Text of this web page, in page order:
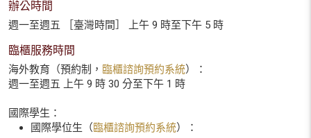
辦公時間
週一至週五 ［臺灣時間］ 上午 9 時至下午 5 時
臨櫃服務時間
海外教育（預約制， 臨櫃諮詢預約系統）：
週一至週五 上午 9 時 30 分至下午 1 時
國際學生：
國際學位生（臨櫃諮詢預約系統）：